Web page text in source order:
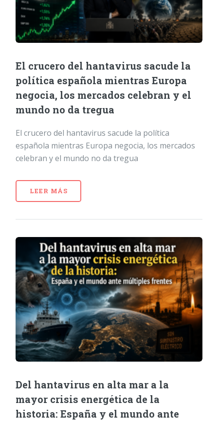
El crucero del hantavirus sacude la
política española mientras Europa
negocia, los mercados celebran y el
mundo no da tregua
El crucero del hantavirus sacude la política
española mientras Europa negocia, los mercados
celebran y el mundo no da tregua
LEER MÁS
Del hantavirus en alta mar a la
mayor crisis energética de la
historia: España y el mundo ante